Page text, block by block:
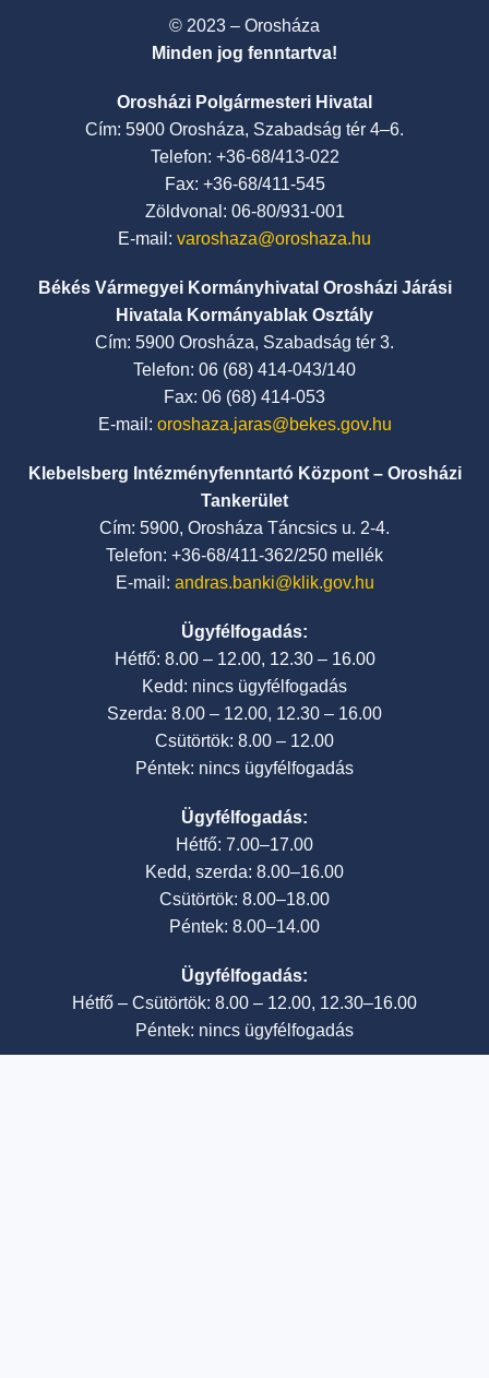
© 2023 – Orosháza
Minden jog fenntartva!
Orosházi Polgármesteri Hivatal
Cím: 5900 Orosháza, Szabadság tér 4–6.
Telefon: +36-68/413-022
Fax: +36-68/411-545
Zöldvonal: 06-80/931-001
E-mail: varoshaza@oroshaza.hu
Békés Vármegyei Kormányhivatal Orosházi Járási
Hivatala Kormányablak Osztály
Cím: 5900 Orosháza, Szabadság tér 3.
Telefon: 06 (68) 414-043/140
Fax: 06 (68) 414-053
E-mail: oroshaza.jaras@bekes.gov.hu
Klebelsberg Intézményfenntartó Központ – Orosházi
Tankerület
Cím: 5900, Orosháza Táncsics u. 2-4.
Telefon: +36-68/411-362/250 mellék
E-mail: andras.banki@klik.gov.hu
Ügyfélfogadás:
Hétfő: 8.00 – 12.00, 12.30 – 16.00
Kedd: nincs ügyfélfogadás
Szerda: 8.00 – 12.00, 12.30 – 16.00
Csütörtök: 8.00 – 12.00
Péntek: nincs ügyfélfogadás
Ügyfélfogadás:
Hétfő: 7.00–17.00
Kedd, szerda: 8.00–16.00
Csütörtök: 8.00–18.00
Péntek: 8.00–14.00
Ügyfélfogadás:
Hétfő – Csütörtök: 8.00 – 12.00, 12.30–16.00
Péntek: nincs ügyfélfogadás